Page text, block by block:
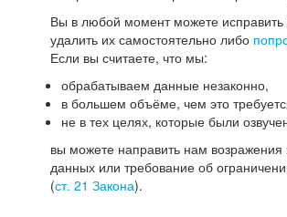
Вы в любой момент можете
удалить их самостоятельно либо
Если вы считаете, что мы:
обрабатываем данные незаконно,
в большем объёме, чем это
не в тех целях, которые были
вы можете направить нам возражения
данных или требование об
(ст. 21 Закона).